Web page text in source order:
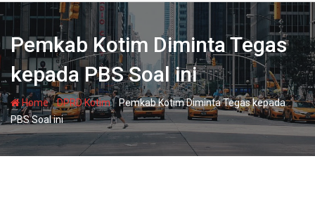
Pemkab Kotim Diminta Tegas
kepada PBS Soal ini
Home-DPRD Kotim-Pemkab Kotim Diminta Tegas kepada
PBS Soal ini